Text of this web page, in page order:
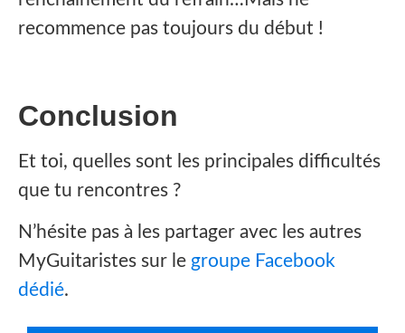
recommence pas toujours du début !
Conclusion
Et toi, quelles sont les principales difficultés
que tu rencontres ?
N’hésite pas à les partager avec les autres
MyGuitaristes sur le groupe Facebook
dédié.